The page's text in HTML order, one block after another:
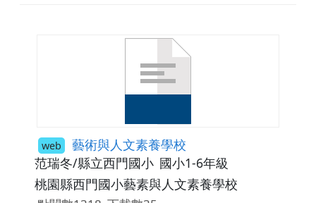
web 藝術與人文素養學校
范瑞冬/縣立西門國小 國小1-6年級
桃園縣西門國小藝素與人文素養學校